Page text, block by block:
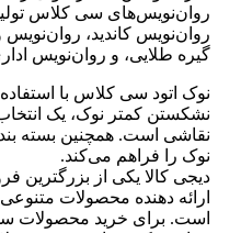
روان‌نویس‌های سی کلاس
روان‌نویس کاندید،
گیره طلایی، و روان‌نویس
نوک اتود سی کلاس با
نشکستن کمتر نوک، یک
نقاشی است. همچنین بسته
نوک را فراهم می‌کند.
دیجی کالا یکی از بزرگترین
ارائه دهنده محصولات
است. برای خرید محصولات